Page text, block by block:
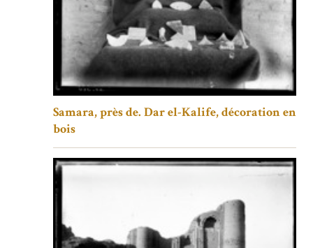
Samara, près de. Dar el-Kalife, décoration en
bois